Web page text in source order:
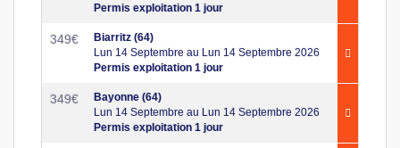
Permis exploitation 1 jour
349€
Biarritz (64)
Lun 14 Septembre au Lun 14 Septembre 2026
Permis exploitation 1 jour
349€
Bayonne (64)
Lun 14 Septembre au Lun 14 Septembre 2026
Permis exploitation 1 jour